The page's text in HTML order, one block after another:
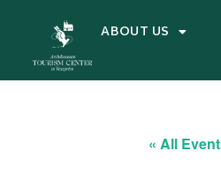
ABOUT US
« All